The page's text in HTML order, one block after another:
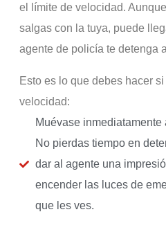
el límite de velocidad.
salgas con la tuya, puede
agente de policía te detenga
Esto es lo que debes hacer
velocidad:
Muévase
No pierdas tiempo en
dar al agente una
encender las luces de
que les ves.